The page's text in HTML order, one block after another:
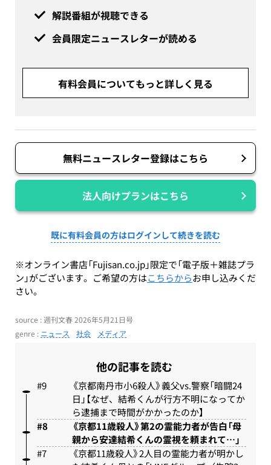
解説番組が視聴できる
会員限定ニュースレターが読める
有料会員についてもっと詳しく見る
無料ニュースレター登録はこちら
法人向けプランはこちら
既に有料会員の方はログインして続きを読む
※オンライン書店「Fujisan.co.jp」限定で「電子版＋雑誌プラ
ン」がございます。ご希望の方はこちらからお申し込みくだ
さい。
source : 週刊文春 2026年5月21日号
genre : ニュース 社会 メディア
他の記事を読む
《京都南丹市小6殺人》義父vs.警察「暗闘24
日」【なぜ、結希くんが行方不明になってか
ら逮捕まで時間がかかったのか】
《京都11歳殺人》第2の霊能力者が告白「母
親から安達結希くんの霊視を頼まれて…」
《京都11歳殺人》2人目の霊能力者が明かし